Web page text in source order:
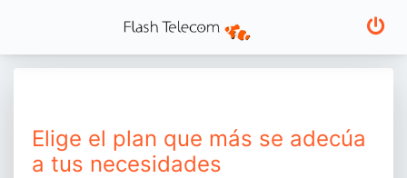
Elige el plan que más se adecúa
a tus necesidades